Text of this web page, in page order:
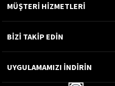
MÜŞTERİ HİZMETLERİ
BİZİ TAKİP EDİN
UYGULAMAMIZI İNDİRİN